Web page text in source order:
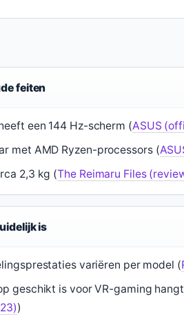
feiten
een 144 Hz-scherm (ASUS
met AMD Ryzen-processors (
2,3 kg (The Reimaru Files
is
variëren per model (
geschikt is voor VR-gaming
)